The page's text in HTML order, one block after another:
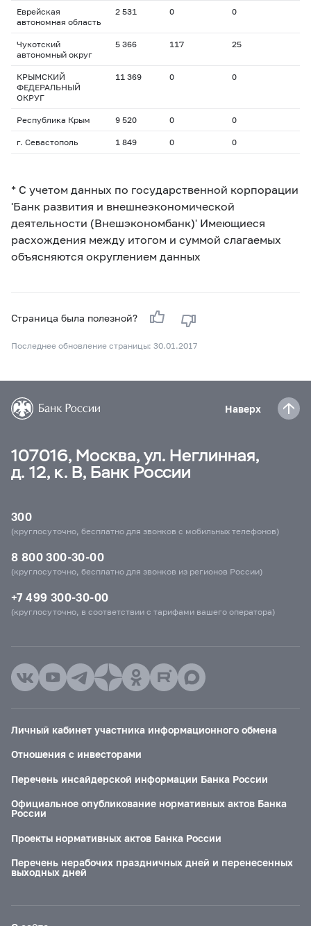
Еврейская
автономная область
2 531 0 0
Чукотский
автономный округ
5 366 117 25
КРЫМСКИЙ
ФЕДЕРАЛЬНЫЙ
ОКРУГ
11 369 0 0
Республика Крым 9 520 0 0
г. Севастополь 1 849 0 0
* С учетом данных по государственной корпорации
'Банк развития и внешнеэкономической
деятельности (Внешэкономбанк)' Имеющиеся
расхождения между итогом и суммой слагаемых
объясняются округлением данных
Страница была полезной?
Последнее обновление страницы: 30.01.2017
Наверх
107016, Москва, ул. Неглинная,
д. 12, к. В, Банк России
300
(круглосуточно, бесплатно для звонков с мобильных телефонов)
8 800 300-30-00
(круглосуточно, бесплатно для звонков из регионов России)
+7 499 300-30-00
(круглосуточно, в соответствии с тарифами вашего оператора)
Личный кабинет участника информационного обмена
Отношения с инвесторами
Перечень инсайдерской информации Банка России
Официальное опубликование нормативных актов Банка
России
Проекты нормативных актов Банка России
Перечень нерабочих праздничных дней и перенесенных
выходных дней